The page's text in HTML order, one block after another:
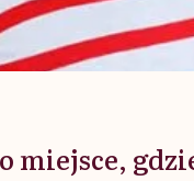
miejsce,